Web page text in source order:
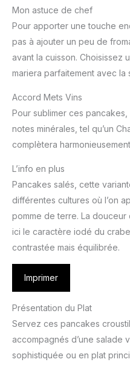
Mon astuce de chef
Pour apporter une touche
pas à ajouter un peu de
avant la cuisson. Choisissez
mariera parfaitement avec
Accord Mets Vins
Pour sublimer ces
notes minérales, tel qu’un
complètera
L’info en plus
Pancakes salés, cette
différentes cultures où l’on
pomme de terre. La
ici le caractère iodé du
contrastée mais équilibrée.
Imprimer
Présentation du Plat
Servez ces pancakes
accompagnés d’une salade
sophistiquée ou en plat